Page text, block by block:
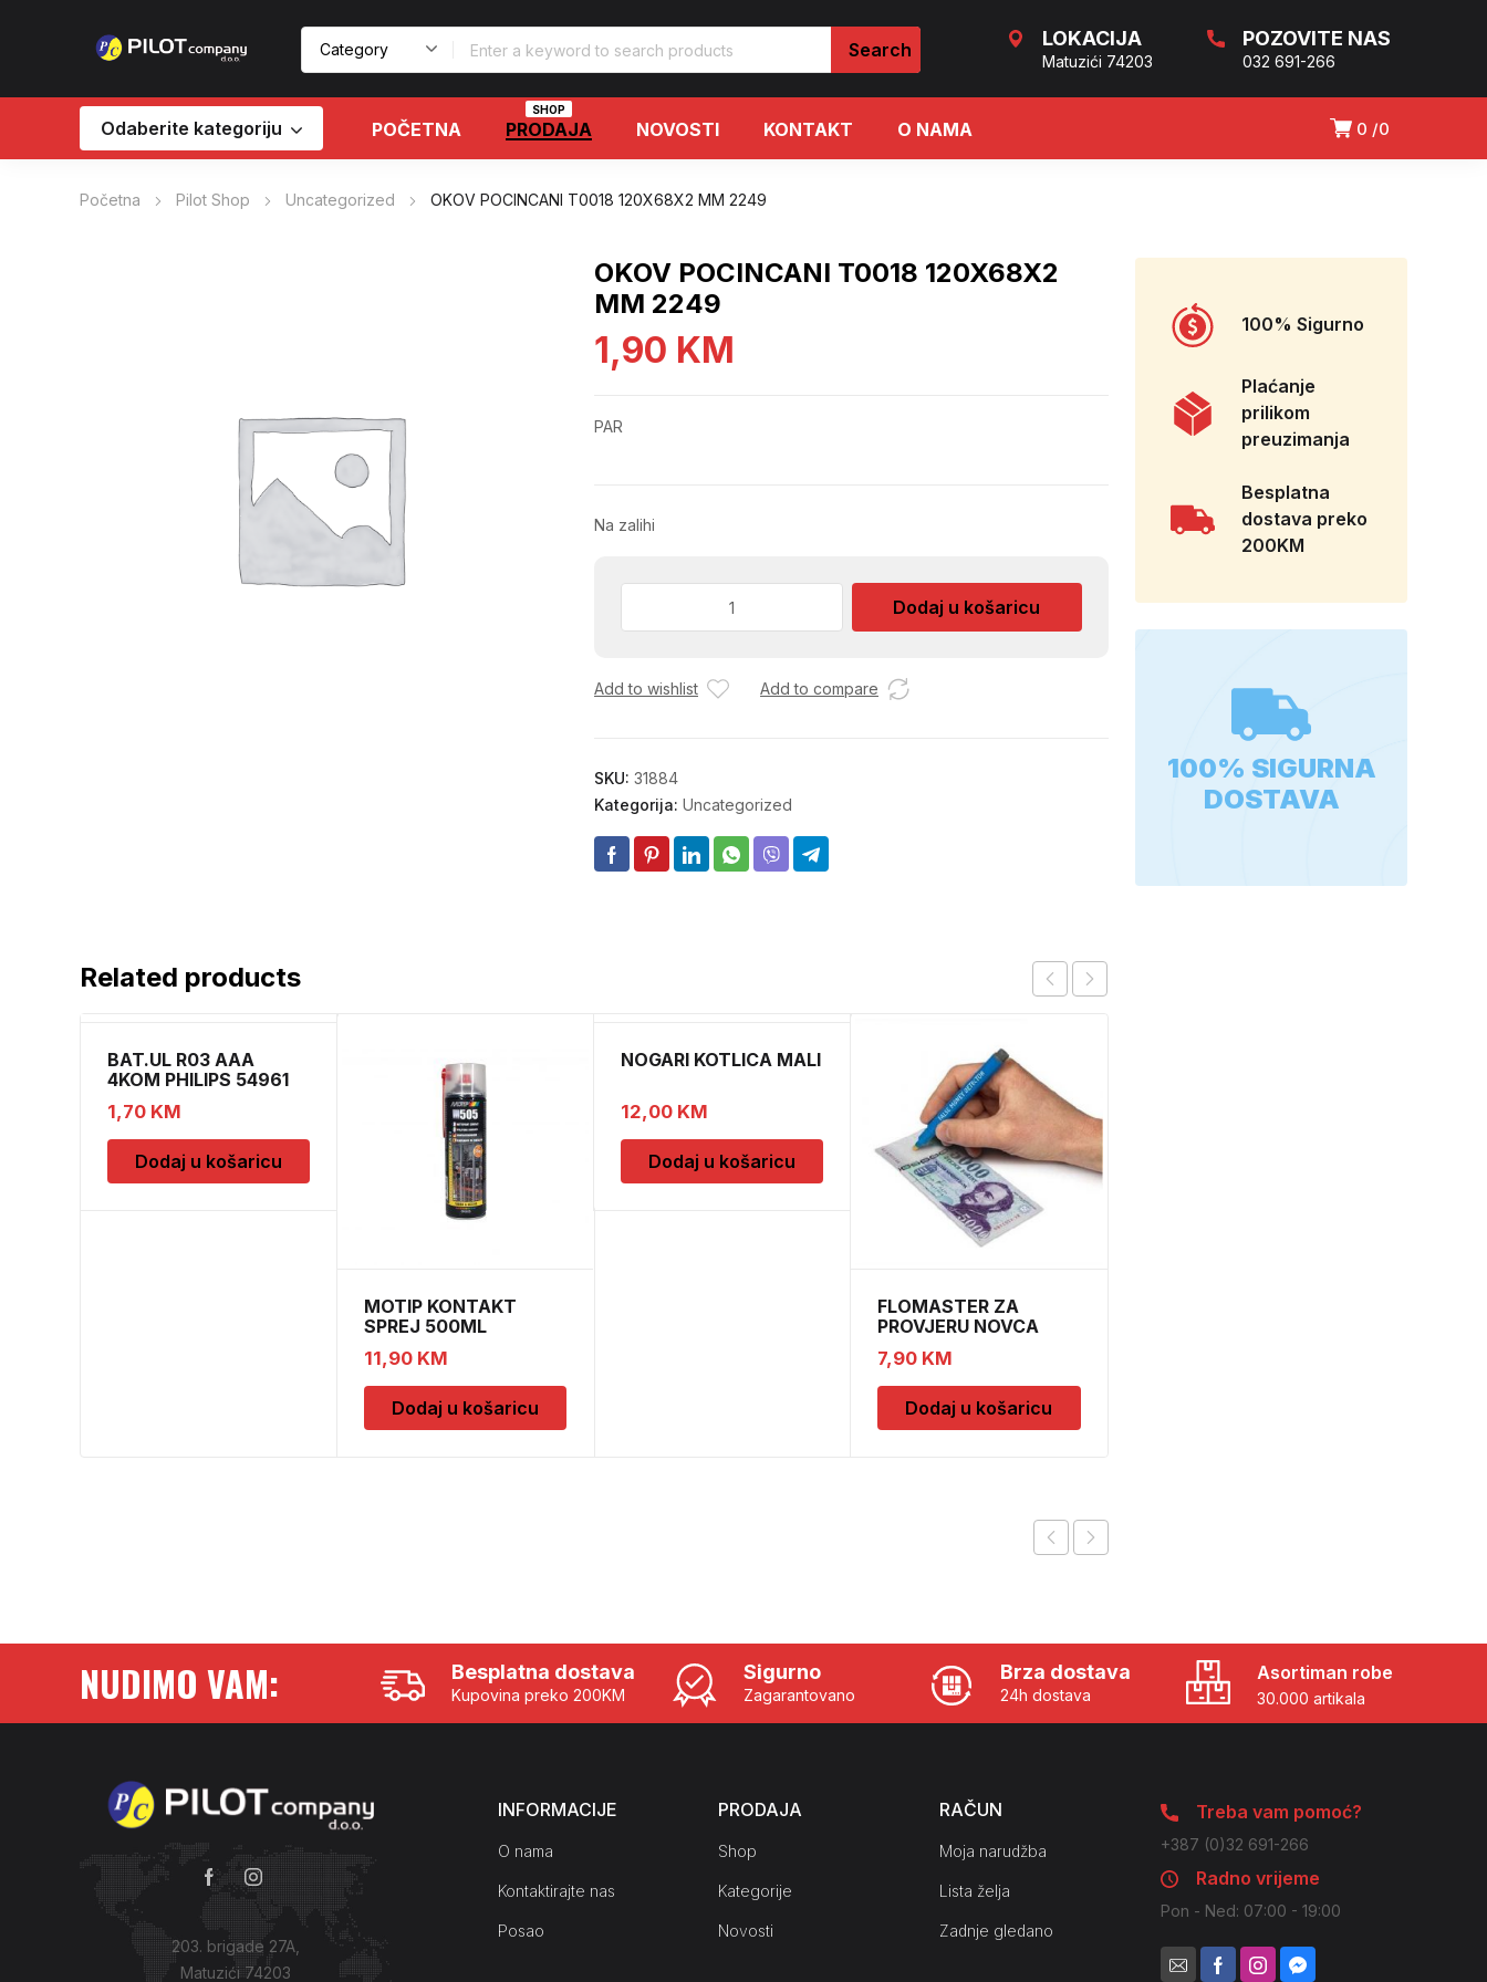
LOKACIJA
Matuzići 74203
POZOVITE NAS
032 691-266
0 0
Odaberite kategoriju POČETNA PRODAJA
SHOP
NOVOSTI KONTAKT O NAMA
Početna Pilot Shop Uncategorized OKOV POCINCANI T0018 120X68X2 MM 2249
OKOV POCINCANI T0018 120X68X2
MM 2249
1,90 KM
PAR
Na zalihi
MM
Dodaj u košaricu
Add to wishlist Add to compare
SKU: 31884
Kategorija: Uncategorized
Related products
BAT.UL R03 AAA
4KOM PHILIPS 54961
1,70 KM
Dodaj u košaricu
MOTIP KONTAKT
SPREJ 500ML
M090505
11,90 KM
Dodaj u košaricu
NOGARI KOTLICA MALI
12,00 KM
Dodaj u košaricu
FLOMASTER ZA
PROVJERU NOVCA
SAFESCAN 30
7,90 KM
Dodaj u košaricu
100% Sigurno
Plaćanje
prilikom
preuzimanja
Besplatna
dostava preko
200KM
100% SIGURNA
DOSTAVA
NUDIMO VAM: Besplatna dostava
Kupovina preko 200KM
Sigurno
Zagarantovano
Brza dostava
24h dostava
Asortiman robe
30.000 artikala
203. brigade 27A,
Matuzići 74203
INFORMACIJE
O nama
Kontaktirajte nas
Posao
PRODAJA
Shop
Kategorije
Novosti
RAČUN
Moja narudžba
Lista želja
Zadnje gledano
Treba vam pomoć?
+387 (0)32 691-266
Radno vrijeme
Pon - Ned: 07:00 - 19:00